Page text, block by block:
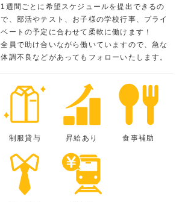
1週間ごとに希望スケジュールを提出できるの
で、部活やテスト、お子様の学校行事、プライ
ベートの予定に合わせて柔軟に働けます！
全員で助け合いながら働いていますので、急な
体調不良などがあってもフォローいたします。
制服貸与 昇給あり 食事補助